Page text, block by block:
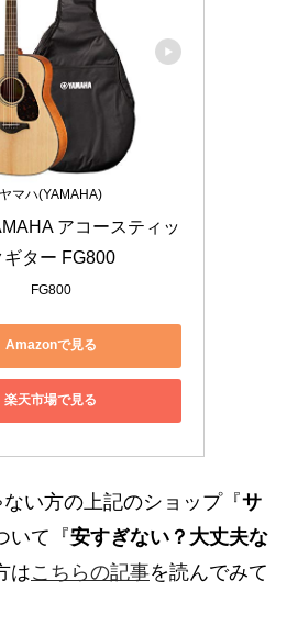
ヤマハ(YAMAHA)
アコースティッ
ギター FG800
FG800
Amazonで見る
楽天市場で見る
い方の上記のショップ『サ
いて『安すぎない？大丈夫な
はこちらの記事を読んでみて